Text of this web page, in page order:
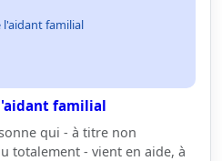
l'aidant familial
familial
qui - à titre non
totalement - vient en aide, à